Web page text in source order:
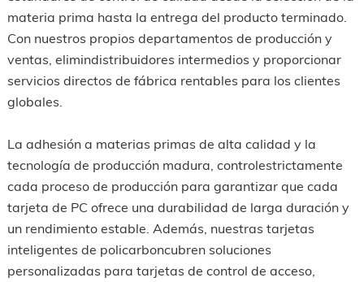
materia prima hasta la entrega del producto terminado.
Con nuestros propios departamentos de producción y
ventas, elimindistribuidores intermedios y proporcionar
servicios directos de fábrica rentables para los clientes
globales.
La adhesión a materias primas de alta calidad y la
tecnología de producción madura, controlestrictamente
cada proceso de producción para garantizar que cada
tarjeta de PC ofrece una durabilidad de larga duración y
un rendimiento estable. Además, nuestras tarjetas
inteligentes de policarboncubren soluciones
personalizadas para tarjetas de control de acceso,